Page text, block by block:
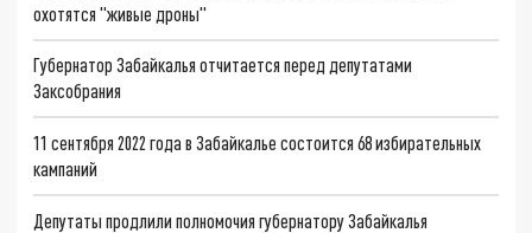
охотятся "живые дроны"
Губернатор Забайкалья отчитается перед депутатами
Заксобрания
11 сентября 2022 года в Забайкалье состоится 68 избирательных
кампаний
Депутаты продлили полномочия губернатору Забайкалья